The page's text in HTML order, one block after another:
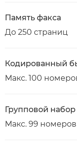
Память факса
До 250 страниц
Кодированный
Макс. 100
Групповой набор
Макс. 99 номеров